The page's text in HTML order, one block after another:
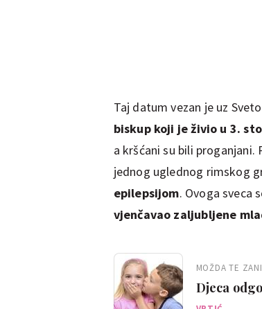
Taj datum vezan je uz
biskup koji je živio u 3.
a kršćani su bili proganjani.
jednog uglednog rimskog
epilepsijom. Ovoga sveca
vjenčavao zaljubljene
MOŽDA TE
Djeca